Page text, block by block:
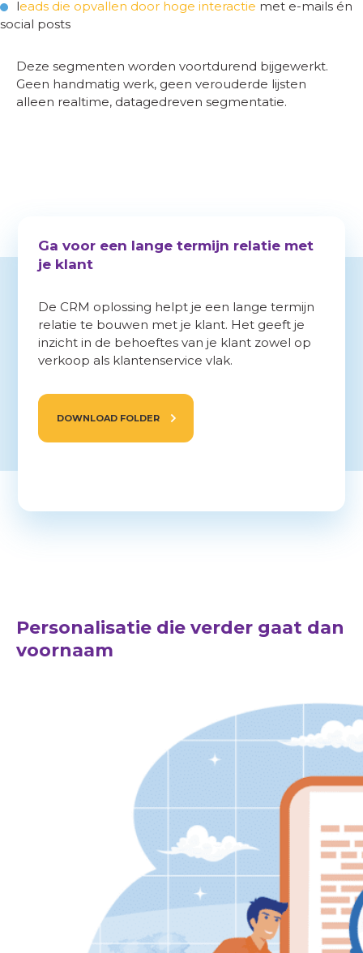
leads die opvallen door hoge interactie met e-mails én
social posts
Deze segmenten worden voortdurend bijgewerkt.
Geen handmatig werk, geen verouderde lijsten
alleen realtime, datagedreven segmentatie.
Ga voor een lange termijn relatie met
je klant
De CRM oplossing helpt je een lange termijn
relatie te bouwen met je klant. Het geeft je
inzicht in de behoeftes van je klant zowel op
verkoop als klantenservice vlak.
DOWNLOAD FOLDER
Personalisatie die verder gaat dan
voornaam